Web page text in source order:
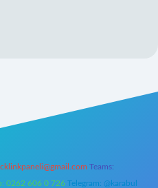
Teams:
0262 606 0 726 Telegram: @karabul